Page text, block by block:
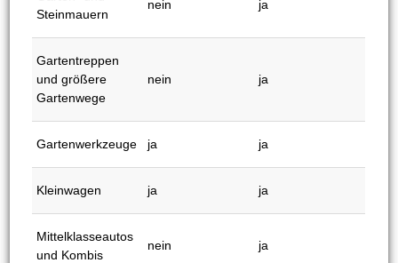
eit
K4 K5
Fahrräder
Fassaden
Gartenmöbel ja ja
Garten- und
Steinmauern